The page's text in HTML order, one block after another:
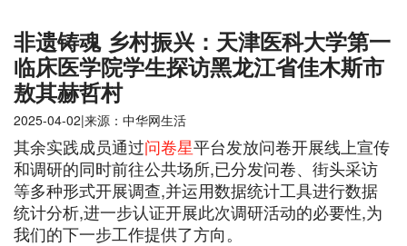
非遗铸魂 乡村振兴：天津医科大学第一
临床医学院学生探访黑龙江省佳木斯市
敖其赫哲村
2025-04-02|来源：中华网生活
其余实践成员通过问卷星平台发放问卷开展线上宣传
和调研的同时前往公共场所,已分发问卷、街头采访
等多种形式开展调查,并运用数据统计工具进行数据
统计分析,进一步认证开展此次调研活动的必要性,为
我们的下一步工作提供了方向。